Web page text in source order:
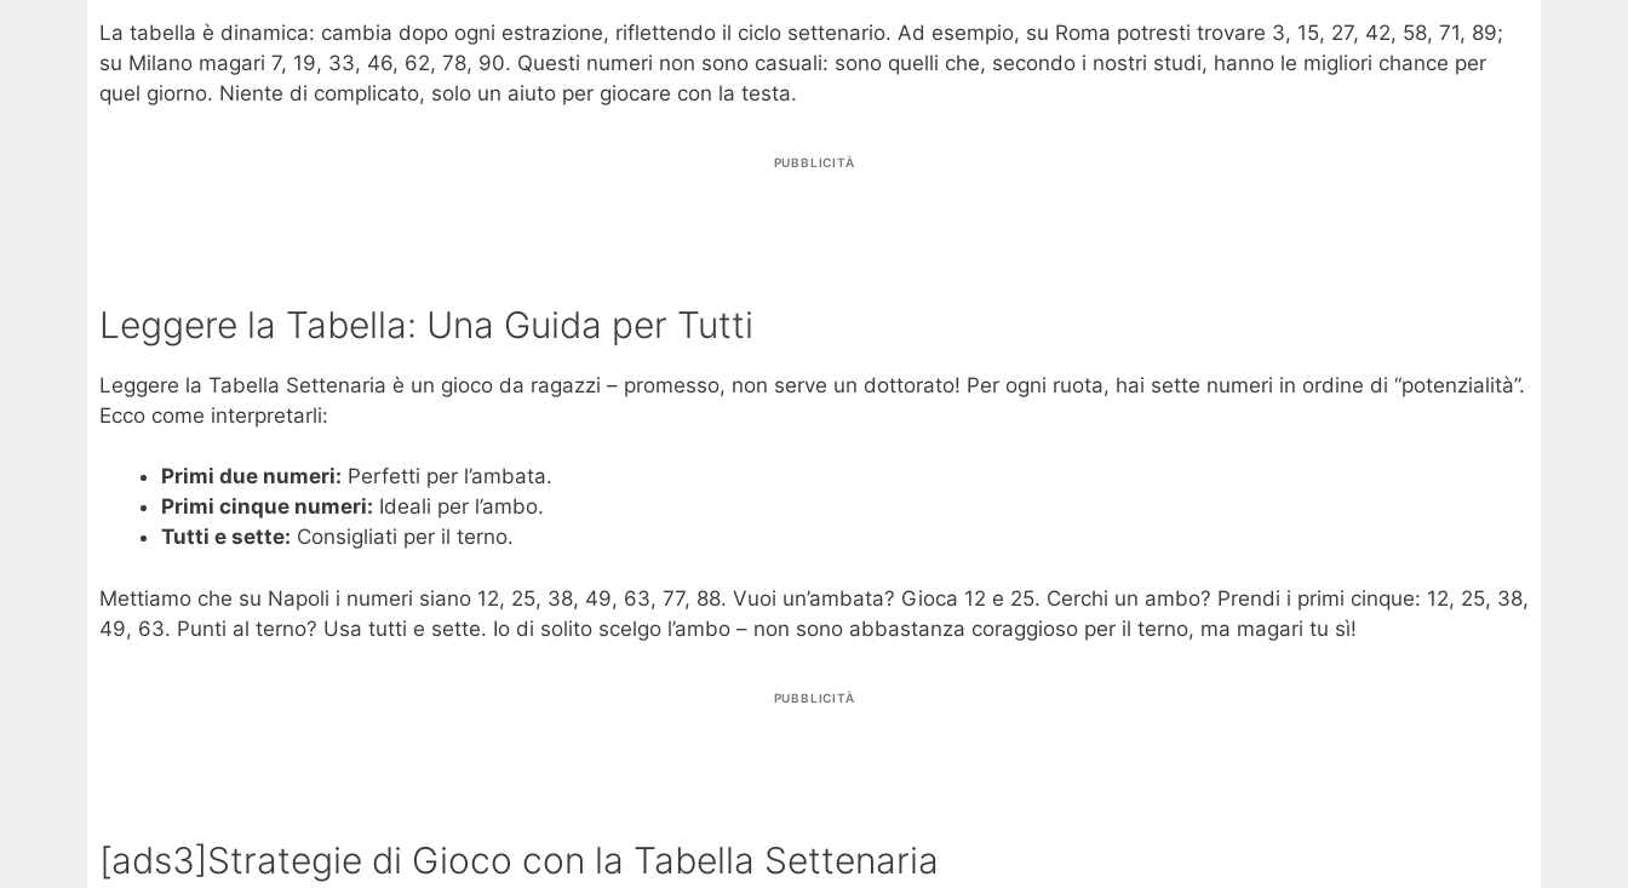
La tabella è dinamica: cambia dopo ogni estrazione, riflettendo il ciclo settenario. Ad esempio, su Roma potresti trovare 3, 15, 27, 42, 58, 71, 89;
su Milano magari 7, 19, 33, 46, 62, 78, 90. Questi numeri non sono casuali: sono quelli che, secondo i nostri studi, hanno le migliori chance per
quel giorno. Niente di complicato, solo un aiuto per giocare con la testa.
PUBBLICITÀ
Leggere la Tabella: Una Guida per Tutti
Leggere la Tabella Settenaria è un gioco da ragazzi – promesso, non serve un dottorato! Per ogni ruota, hai sette numeri in ordine di “potenzialità”.
Ecco come interpretarli:
Primi due numeri: Perfetti per l’ambata.
Primi cinque numeri: Ideali per l’ambo.
Tutti e sette: Consigliati per il terno.
Mettiamo che su Napoli i numeri siano 12, 25, 38, 49, 63, 77, 88. Vuoi un’ambata? Gioca 12 e 25. Cerchi un ambo? Prendi i primi cinque: 12, 25, 38,
49, 63. Punti al terno? Usa tutti e sette. Io di solito scelgo l’ambo – non sono abbastanza coraggioso per il terno, ma magari tu sì!
PUBBLICITÀ
[ads3]Strategie di Gioco con la Tabella Settenaria